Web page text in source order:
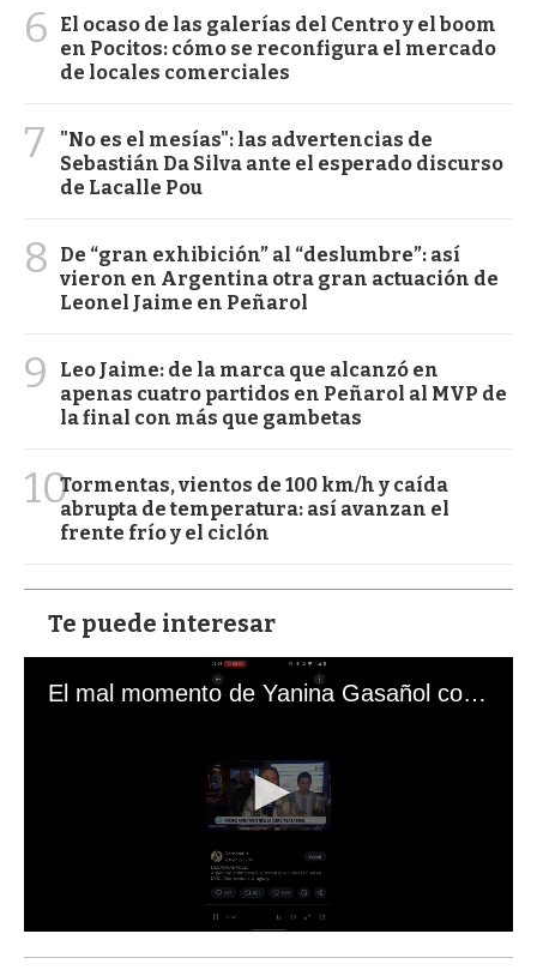
6
El ocaso de las galerías del Centro y el boom
en Pocitos: cómo se reconfigura el mercado
de locales comerciales
7
"No es el mesías": las advertencias de
Sebastián Da Silva ante el esperado discurso
de Lacalle Pou
8
De “gran exhibición” al “deslumbre”: así
vieron en Argentina otra gran actuación de
Leonel Jaime en Peñarol
9
Leo Jaime: de la marca que alcanzó en
apenas cuatro partidos en Peñarol al MVP de
la final con más que gambetas
10Tormentas, vientos de 100 km/h y caída
abrupta de temperatura: así avanzan el
frente frío y el ciclón
Te puede interesar
El mal momento de Yanina Gasañol con un hincha argentino en "Subrayado"
s